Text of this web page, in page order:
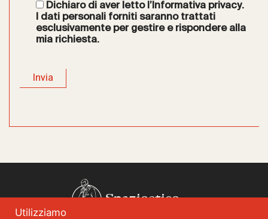
Dichiaro di aver letto l’Informativa privacy.
I dati personali forniti saranno trattati
esclusivamente per gestire e rispondere alla
mia richiesta.
Spazioetico
Utilizziamo